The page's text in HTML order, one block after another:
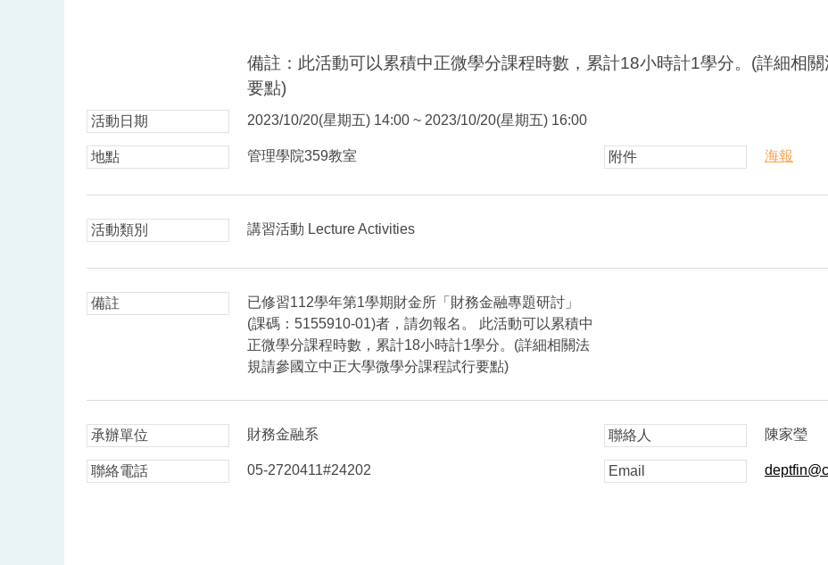
備註：此活動可以累積中正微學分課程時數，累計18小時計1學分。(詳細相
要點)
活動日期 2023/10/20(星期五) 14:00 ~ 2023/10/20(星期五) 16:00
地點 管理學院359教室 附件 海報
活動類別 講習活動 Lecture Activities
備註
已修習112學年第1學期財金所「財務金融專題研討」
(課碼：5155910-01)者，請勿報名。 此活動可以累積中
正微學分課程時數，累計18小時計1學分。(詳細相關法
規請參國立中正大學微學分課程試行要點)
承辦單位 財務金融系 聯絡人 陳家瑩
聯絡電話 05-2720411#24202 Email